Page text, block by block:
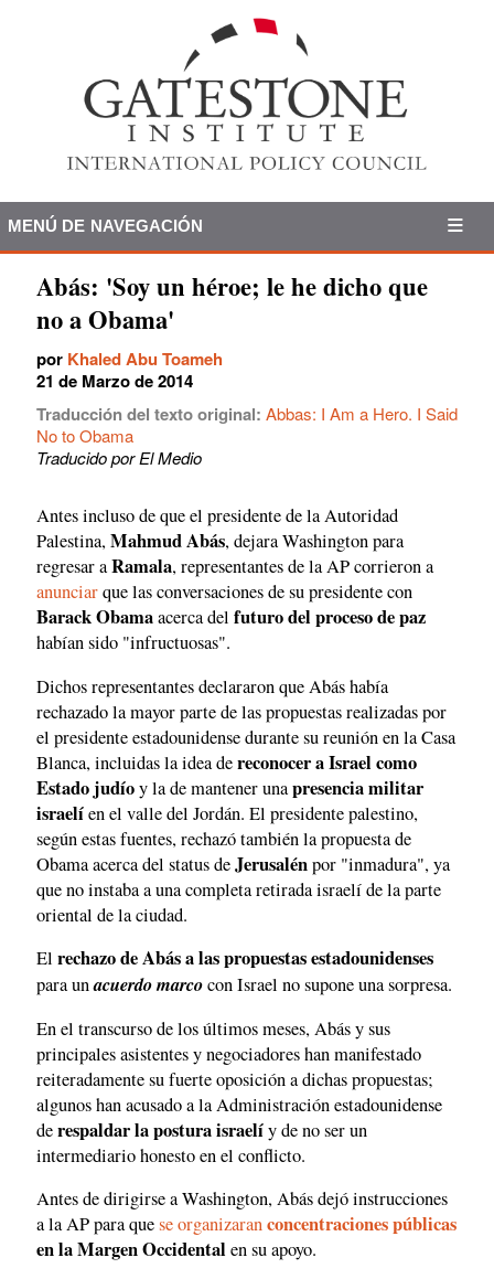
MENÚ DE NAVEGACIÓN
Abás: 'Soy un héroe; le he dicho que
no a Obama'
por Khaled Abu Toameh
21 de Marzo de 2014
Traducción del texto original: Abbas: I Am a Hero. I Said
No to Obama
Traducido por El Medio
Antes incluso de que el presidente de la Autoridad
Palestina,Mahmud Abás, dejara Washington para
regresar aRamala, representantes de la AP corrieron a
anunciarque las conversaciones de su presidente con
Barack Obamaacerca del futuro del proceso de paz
habían sido "infructuosas".
Dichos representantes declararon que Abás había
rechazado la mayor parte de las propuestas realizadas por
el presidente estadounidense durante su reunión en la Casa
Blanca, incluidas la idea dereconocer a Israel como
Estado judíoy la de mantener unapresencia militar
israelíen el valle del Jordán. El presidente palestino,
según estas fuentes, rechazó también la propuesta de
Obama acerca del status deJerusalénpor "inmadura", ya
que no instaba a una completa retirada israelí de la parte
oriental de la ciudad.
El rechazo de Abás a las propuestas estadounidenses
para unacuerdo marcocon Israel no supone una sorpresa.
En el transcurso de los últimos meses, Abás y sus
principales asistentes y negociadores han manifestado
reiteradamente su fuerte oposición a dichas propuestas;
algunos han acusado a la Administración estadounidense
derespaldar la postura israelíy de no ser un
intermediario honesto en el conflicto.
Antes de dirigirse a Washington, Abás dejó instrucciones
a la AP para quese organizaranconcentraciones públicas
en la Margen Occidental en su apoyo.